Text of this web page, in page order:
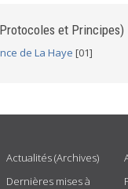
et Principes)
de La Haye [01]
Actualités (Archives)
Dernières mises à